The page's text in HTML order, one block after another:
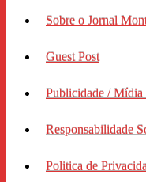
Sobre o Jornal
Guest Post
Publicidade /
Responsabilidade
Politica de